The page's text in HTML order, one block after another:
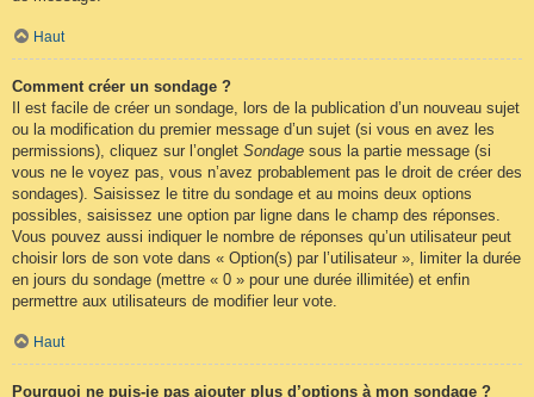
Haut
Comment créer un sondage ?
Il est facile de créer un sondage, lors de la publication d’un nouveau sujet
ou la modification du premier message d’un sujet (si vous en avez les
permissions), cliquez sur l’onglet Sondage sous la partie message (si
vous ne le voyez pas, vous n’avez probablement pas le droit de créer des
sondages). Saisissez le titre du sondage et au moins deux options
possibles, saisissez une option par ligne dans le champ des réponses.
Vous pouvez aussi indiquer le nombre de réponses qu’un utilisateur peut
choisir lors de son vote dans « Option(s) par l’utilisateur », limiter la durée
en jours du sondage (mettre « 0 » pour une durée illimitée) et enfin
permettre aux utilisateurs de modifier leur vote.
Haut
Pourquoi ne puis-je pas ajouter plus d’options à mon sondage ?